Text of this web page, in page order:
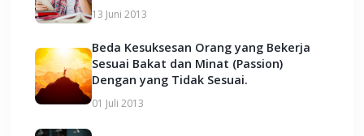
13 Juni 2013
Beda Kesuksesan Orang yang Bekerja
Sesuai Bakat dan Minat (Passion)
Dengan yang Tidak Sesuai.
01 Juli 2013